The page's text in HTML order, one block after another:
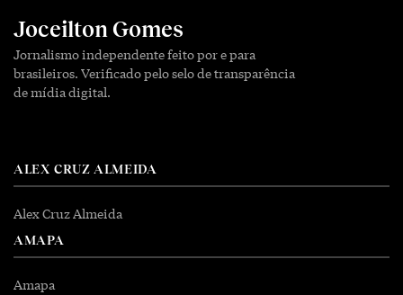
Joceilton Gomes
Jornalismo independente feito por e para
brasileiros. Verificado pelo selo de transparência
de mídia digital.
ALEX CRUZ ALMEIDA
Alex Cruz Almeida
AMAPA
Amapa